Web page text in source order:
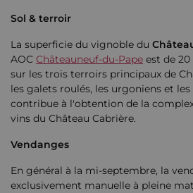
Sol & terroir
La superficie du vignoble du
AOC Châteauneuf-du-Pape est de
sur les trois terroirs principaux de
les galets roulés, les urgoniens et
contribue à l'obtention de la
vins du Château Cabrière.
Vendanges
En général à la mi-septembre, la
exclusivement manuelle à pleine